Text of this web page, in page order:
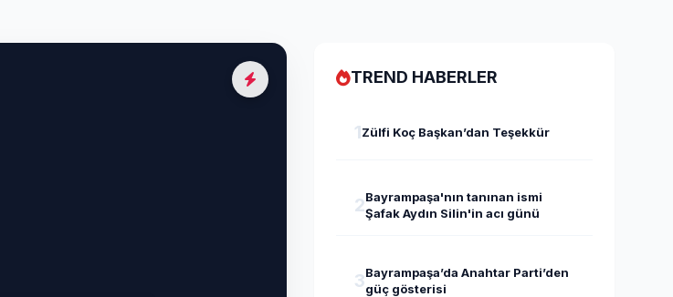
TREND HABERLER
1Zülfi Koç Başkan’dan Teşekkür
2Bayrampaşa'nın tanınan ismi
Şafak Aydın Silin'in acı günü
3Bayrampaşa’da Anahtar Parti’den
güç gösterisi